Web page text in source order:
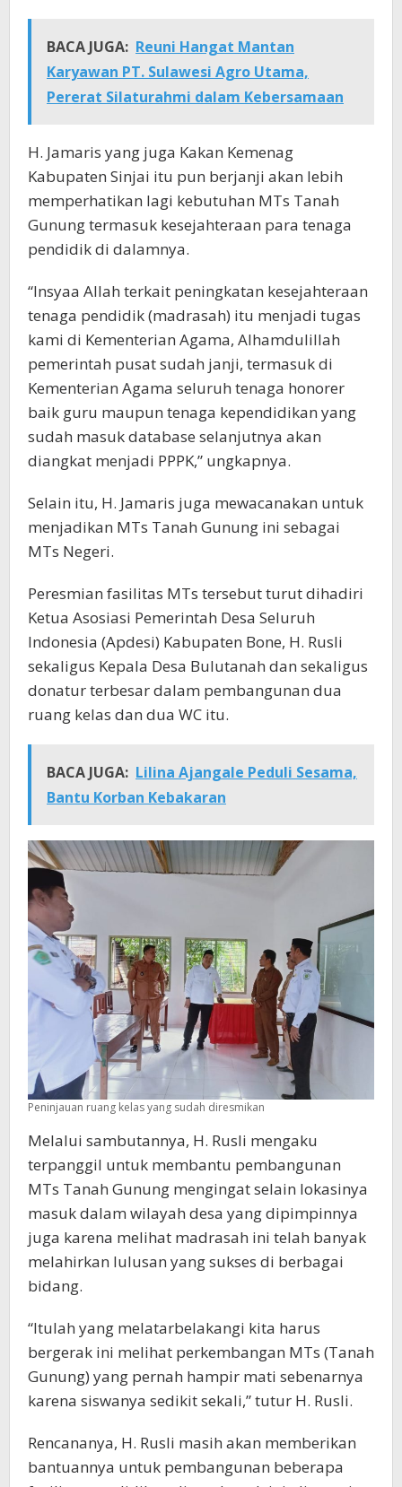
BACA JUGA: Reuni Hangat Mantan
Karyawan PT. Sulawesi Agro Utama,
Pererat Silaturahmi dalam Kebersamaan
H. Jamaris yang juga Kakan Kemenag
Kabupaten Sinjai itu pun berjanji akan lebih
memperhatikan lagi kebutuhan MTs Tanah
Gunung termasuk kesejahteraan para tenaga
pendidik di dalamnya.
“Insyaa Allah terkait peningkatan kesejahteraan
tenaga pendidik (madrasah) itu menjadi tugas
kami di Kementerian Agama, Alhamdulillah
pemerintah pusat sudah janji, termasuk di
Kementerian Agama seluruh tenaga honorer
baik guru maupun tenaga kependidikan yang
sudah masuk database selanjutnya akan
diangkat menjadi PPPK,” ungkapnya.
Selain itu, H. Jamaris juga mewacanakan untuk
menjadikan MTs Tanah Gunung ini sebagai
MTs Negeri.
Peresmian fasilitas MTs tersebut turut dihadiri
Ketua Asosiasi Pemerintah Desa Seluruh
Indonesia (Apdesi) Kabupaten Bone, H. Rusli
sekaligus Kepala Desa Bulutanah dan sekaligus
donatur terbesar dalam pembangunan dua
ruang kelas dan dua WC itu.
BACA JUGA: Lilina Ajangale Peduli Sesama,
Bantu Korban Kebakaran
Peninjauan ruang kelas yang sudah diresmikan
Melalui sambutannya, H. Rusli mengaku
terpanggil untuk membantu pembangunan
MTs Tanah Gunung mengingat selain lokasinya
masuk dalam wilayah desa yang dipimpinnya
juga karena melihat madrasah ini telah banyak
melahirkan lulusan yang sukses di berbagai
bidang.
“Itulah yang melatarbelakangi kita harus
bergerak ini melihat perkembangan MTs (Tanah
Gunung) yang pernah hampir mati sebenarnya
karena siswanya sedikit sekali,” tutur H. Rusli.
Rencananya, H. Rusli masih akan memberikan
bantuannya untuk pembangunan beberapa